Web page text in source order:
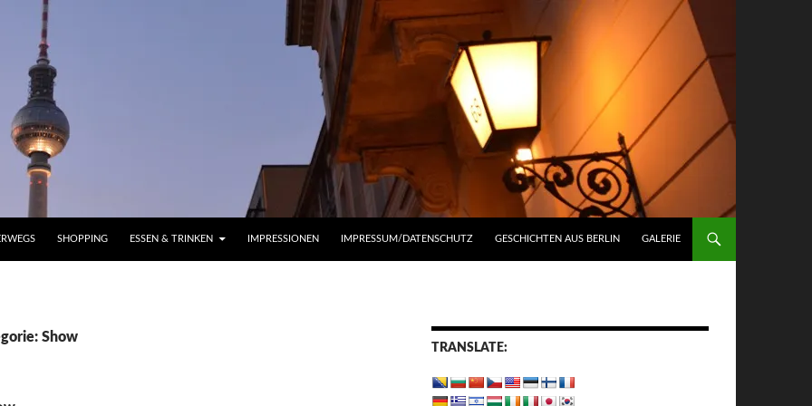
SHOPPING ESSEN & TRINKEN IMPRESSIONEN IMPRESSUM/DATENSCHUTZ GESCHICHTEN AUS BERLIN GALERIE
Show
TRANSLATE: